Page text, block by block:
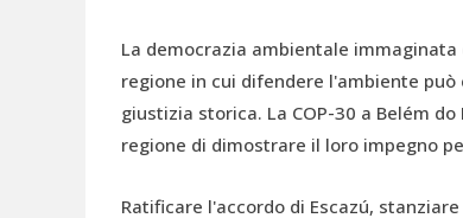
La democrazia ambientale
regione in cui difendere l'ambiente
giustizia storica. La COP-30 a Belém
regione di dimostrare il loro impegno
Ratificare l'accordo di Escazú,